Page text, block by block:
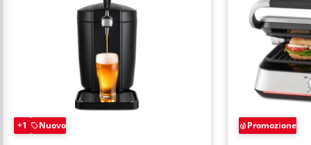
+1 Nuovo Promozione